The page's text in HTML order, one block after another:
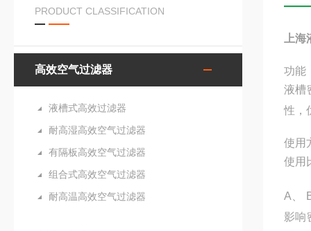
PRODUCT CLASSIFICATION
高效空气过滤器
液槽式高效过滤器
耐高湿高效空气过滤器
有隔板高效空气过滤器
组合式高效空气过滤器
耐高温高效空气过滤器
上
功能
液槽
性，
使用
使用
A、
影响